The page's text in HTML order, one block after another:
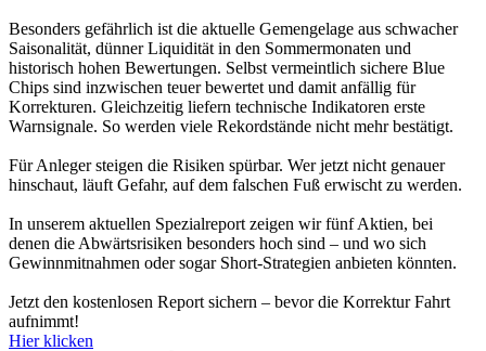
Besonders gefährlich ist die aktuelle Gemengelage aus schwacher
Saisonalität, dünner Liquidität in den Sommermonaten und
historisch hohen Bewertungen. Selbst vermeintlich sichere Blue
Chips sind inzwischen teuer bewertet und damit anfällig für
Korrekturen. Gleichzeitig liefern technische Indikatoren erste
Warnsignale. So werden viele Rekordstände nicht mehr bestätigt.
Für Anleger steigen die Risiken spürbar. Wer jetzt nicht genauer
hinschaut, läuft Gefahr, auf dem falschen Fuß erwischt zu werden.
In unserem aktuellen Spezialreport zeigen wir fünf Aktien, bei
denen die Abwärtsrisiken besonders hoch sind – und wo sich
Gewinnmitnahmen oder sogar Short-Strategien anbieten könnten.
Jetzt den kostenlosen Report sichern – bevor die Korrektur Fahrt
aufnimmt!
Hier klicken